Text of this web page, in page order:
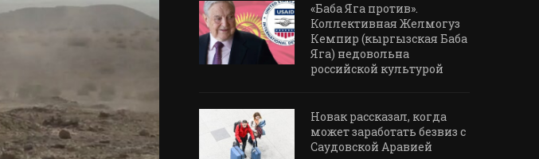
«Баба Яга против».
Коллективная Желмогуз
Кемпир (кыргызская Баба
Яга) недовольна
российской культурой
Новак рассказал, когда
может заработать безвиз с
Саудовской Аравией